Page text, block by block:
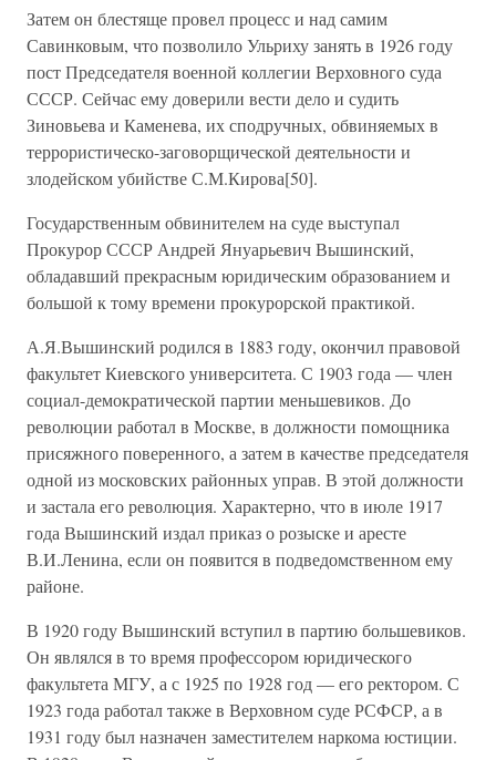
Затем он блестяще провел процесс и над самим
Савинковым, что позволило Ульриху занять в 1926 году
пост Председателя военной коллегии Верховного суда
СССР. Сейчас ему доверили вести дело и судить
Зиновьева и Каменева, их сподручных, обвиняемых в
террористическо-заговорщической деятельности и
злодейском убийстве С.М.Кирова[50].
Государственным обвинителем на суде выступал
Прокурор СССР Андрей Януарьевич Вышинский,
обладавший прекрасным юридическим образованием и
большой к тому времени прокурорской практикой.
А.Я.Вышинский родился в 1883 году, окончил правовой
факультет Киевского университета. С 1903 года — член
социал-демократической партии меньшевиков. До
революции работал в Москве, в должности помощника
присяжного поверенного, а затем в качестве председателя
одной из московских районных управ. В этой должности
и застала его революция. Характерно, что в июле 1917
года Вышинский издал приказ о розыске и аресте
В.И.Ленина, если он появится в подведомственном ему
районе.
В 1920 году Вышинский вступил в партию большевиков.
Он являлся в то время профессором юридического
факультета МГУ, а с 1925 по 1928 год — его ректором. С
1923 года работал также в Верховном суде РСФСР, а в
1931 году был назначен заместителем наркома юстиции.